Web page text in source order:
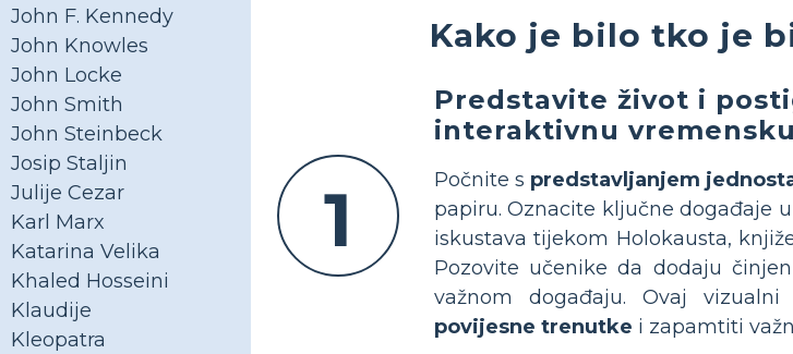
John F. Kennedy
John Knowles
John Locke
John Smith
John Steinbeck
Josip Staljin
Julije Cezar
Karl Marx
Katarina Velika
Khaled Hosseini
Klaudije
Kleopatra
Kako je bilo tko je
1
Predstavite život i
interaktivnu
Počnite s predstavljanjem
papiru. Oznacite ključne događaje u
iskustava tijekom Holokausta,
Pozovite učenike da dodaju
važnom događaju. Ovaj
povijesne trenutke i zapamtiti